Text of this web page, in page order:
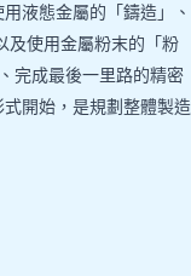
液態金屬的「鑄造」、
及使用金屬粉末的「粉
完成最後一里路的精密
開始，是規劃整體製造